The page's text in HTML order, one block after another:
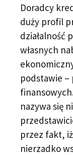
Doradcy
duży profil
działalność
własnych
podstawie –
nazywa się
przez fakt,
nierzadko